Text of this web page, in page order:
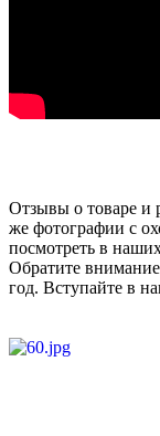
Отзывы о товаре и
же фотографии с
посмотреть в
Обратите
год. Вступайте в